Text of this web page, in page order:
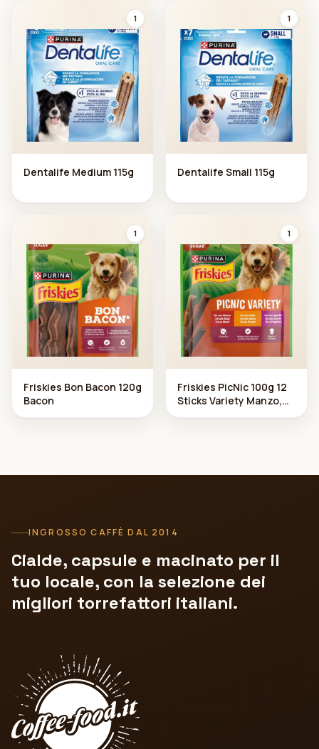
1
Dentalife Medium 115g
1
Dentalife Small 115g
1
Friskies Bon Bacon 120g
Bacon
1
Friskies PicNic 100g 12
Sticks Variety Manzo,
INGROSSO CAFFÈ DAL 2014
Cialde, capsule e macinato per il
tuo locale, con la selezione dei
migliori torrefattori italiani.